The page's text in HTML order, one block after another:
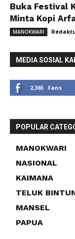
Buka Festival
Minta Kopi
MANOKWARI
MEDIA SOSIAL
2,365 Fans
POPULAR
MANOKWARI
NASIONAL
KAIMANA
TELUK
MANSEL
PAPUA